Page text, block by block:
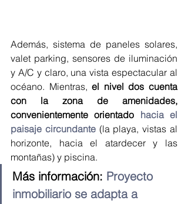
Además, sistema de paneles solares,
valet parking, sensores de iluminación
y A/C y claro, una vista espectacular al
océano. Mientras, el nivel dos cuenta
con la zona de amenidades,
convenientemente orientado hacia el
paisaje circundante (la playa, vistas al
horizonte, hacia el atardecer y las
montañas) y piscina.
Más información: Proyecto
inmobiliario se adapta a